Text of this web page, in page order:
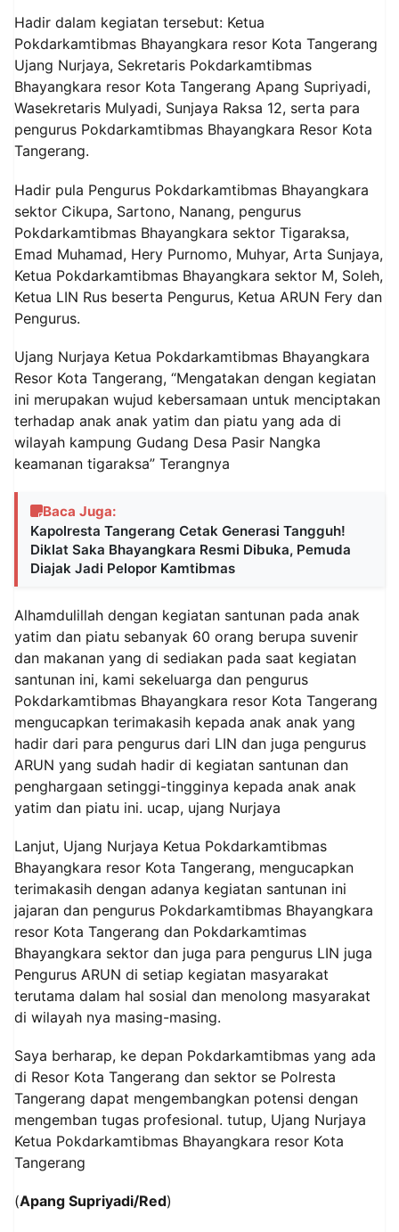
Hadir dalam kegiatan tersebut: Ketua
Pokdarkamtibmas Bhayangkara resor Kota Tangerang
Ujang Nurjaya, Sekretaris Pokdarkamtibmas
Bhayangkara resor Kota Tangerang Apang Supriyadi,
Wasekretaris Mulyadi, Sunjaya Raksa 12, serta para
pengurus Pokdarkamtibmas Bhayangkara Resor Kota
Tangerang.
Hadir pula Pengurus Pokdarkamtibmas Bhayangkara
sektor Cikupa, Sartono, Nanang, pengurus
Pokdarkamtibmas Bhayangkara sektor Tigaraksa,
Emad Muhamad, Hery Purnomo, Muhyar, Arta Sunjaya,
Ketua Pokdarkamtibmas Bhayangkara sektor M, Soleh,
Ketua LIN Rus beserta Pengurus, Ketua ARUN Fery dan
Pengurus.
Ujang Nurjaya Ketua Pokdarkamtibmas Bhayangkara
Resor Kota Tangerang, “Mengatakan dengan kegiatan
ini merupakan wujud kebersamaan untuk menciptakan
terhadap anak anak yatim dan piatu yang ada di
wilayah kampung Gudang Desa Pasir Nangka
keamanan tigaraksa” Terangnya
Baca Juga:
Kapolresta Tangerang Cetak Generasi Tangguh!
Diklat Saka Bhayangkara Resmi Dibuka, Pemuda
Diajak Jadi Pelopor Kamtibmas
Alhamdulillah dengan kegiatan santunan pada anak
yatim dan piatu sebanyak 60 orang berupa suvenir
dan makanan yang di sediakan pada saat kegiatan
santunan ini, kami sekeluarga dan pengurus
Pokdarkamtibmas Bhayangkara resor Kota Tangerang
mengucapkan terimakasih kepada anak anak yang
hadir dari para pengurus dari LIN dan juga pengurus
ARUN yang sudah hadir di kegiatan santunan dan
penghargaan setinggi-tingginya kepada anak anak
yatim dan piatu ini. ucap, ujang Nurjaya
Lanjut, Ujang Nurjaya Ketua Pokdarkamtibmas
Bhayangkara resor Kota Tangerang, mengucapkan
terimakasih dengan adanya kegiatan santunan ini
jajaran dan pengurus Pokdarkamtibmas Bhayangkara
resor Kota Tangerang dan Pokdarkamtimas
Bhayangkara sektor dan juga para pengurus LIN juga
Pengurus ARUN di setiap kegiatan masyarakat
terutama dalam hal sosial dan menolong masyarakat
di wilayah nya masing-masing.
Saya berharap, ke depan Pokdarkamtibmas yang ada
di Resor Kota Tangerang dan sektor se Polresta
Tangerang dapat mengembangkan potensi dengan
mengemban tugas profesional. tutup, Ujang Nurjaya
Ketua Pokdarkamtibmas Bhayangkara resor Kota
Tangerang
(Apang Supriyadi/Red)